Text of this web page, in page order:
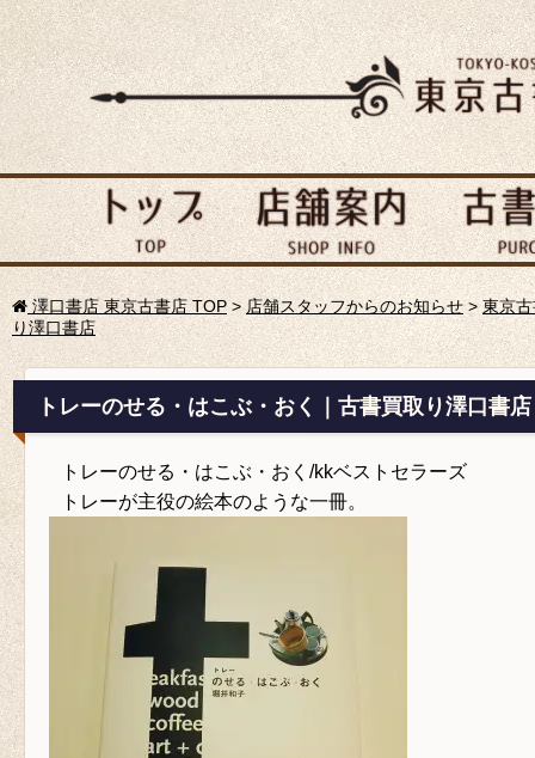
澤口書店 東京古書店 TOP > 店舗スタッフからのお知らせ> 東京
り澤口書店
トレーのせる・はこぶ・おく｜古書買取り澤口書店
トレーのせる・はこぶ・おく/kkベストセラーズ
トレーが主役の絵本のような一冊。